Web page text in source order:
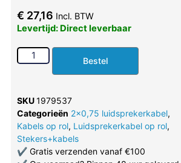
€ 27,16 Incl. BTW
Levertijd: Direct leverbaar
Bestel
SKU1979537
Categorieën 2x0,75 luidsprekerkabel,
Kabels op rol, Luidsprekerkabel op rol,
Stekers+kabels
✔Gratis verzenden vanaf €100